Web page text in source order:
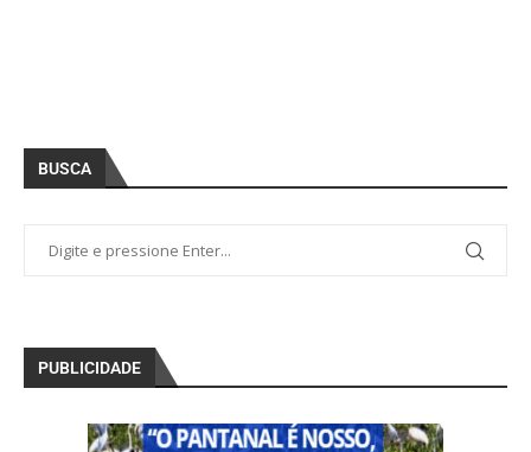
BUSCA
PUBLICIDADE